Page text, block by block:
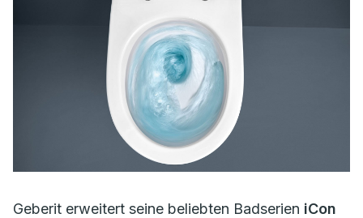
Geberit erweitert seine beliebten Badserien iCon